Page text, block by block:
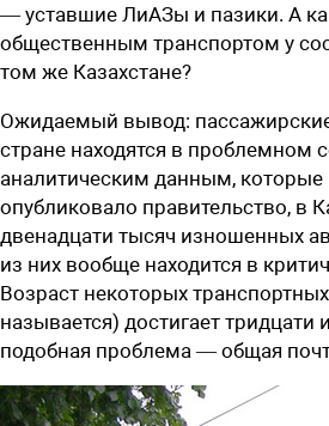
— уставшие ЛиАЗы и пазики. А
общественным транспортом у
том же Казахстане?
Ожидаемый вывод:
стране находятся в проблемном
аналитическим данным, которые
опубликовало правительство, в
двенадцати тысяч изношенных
из них вообще находится в
Возраст некоторых
называется) достигает тридцати
подобная проблема — общая